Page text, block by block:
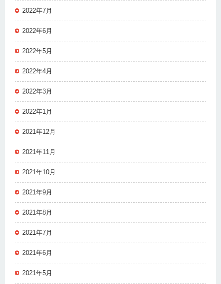
2022年7月
2022年6月
2022年5月
2022年4月
2022年3月
2022年1月
2021年12月
2021年11月
2021年10月
2021年9月
2021年8月
2021年7月
2021年6月
2021年5月